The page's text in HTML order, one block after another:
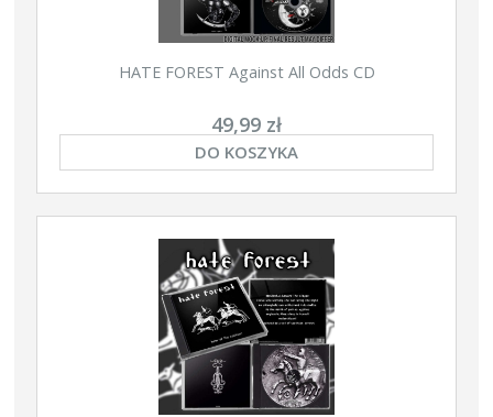
HATE FOREST Against All Odds CD
49,99 zł
DO KOSZYKA